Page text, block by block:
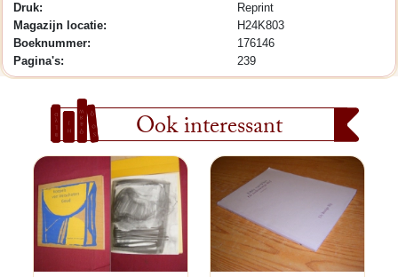
Druk:
Reprint
Magazijn locatie:
H24K803
Boeknummer:
176146
Pagina's:
239
Ook interessant